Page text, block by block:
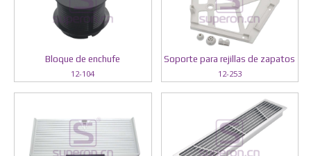
Bloque de enchufe
12-104
Soporte para rejillas de zapatos
12-253